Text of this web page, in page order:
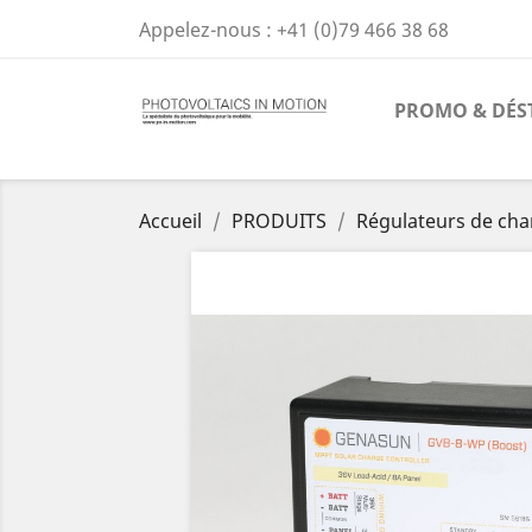
Appelez-nous : +41 (0)79 466 38 68
PROMO &
Accueil PRODUITS Régulateurs de